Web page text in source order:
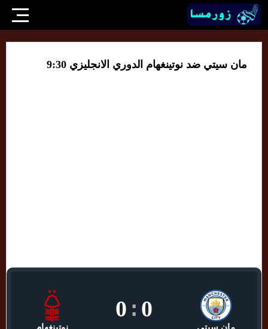
مان سيتي ضد نوتينغهام الدوري الانجليزي 9:30
0
:
0